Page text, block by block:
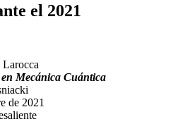
el 2021
Mecánica Cuántica
de 2021